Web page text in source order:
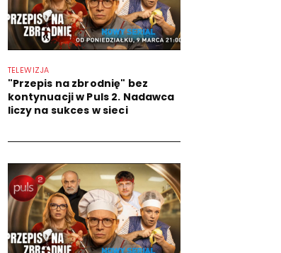
TELEWIZJA
"Przepis na zbrodnię" bez
kontynuacji w Puls 2. Nadawca
liczy na sukces w sieci